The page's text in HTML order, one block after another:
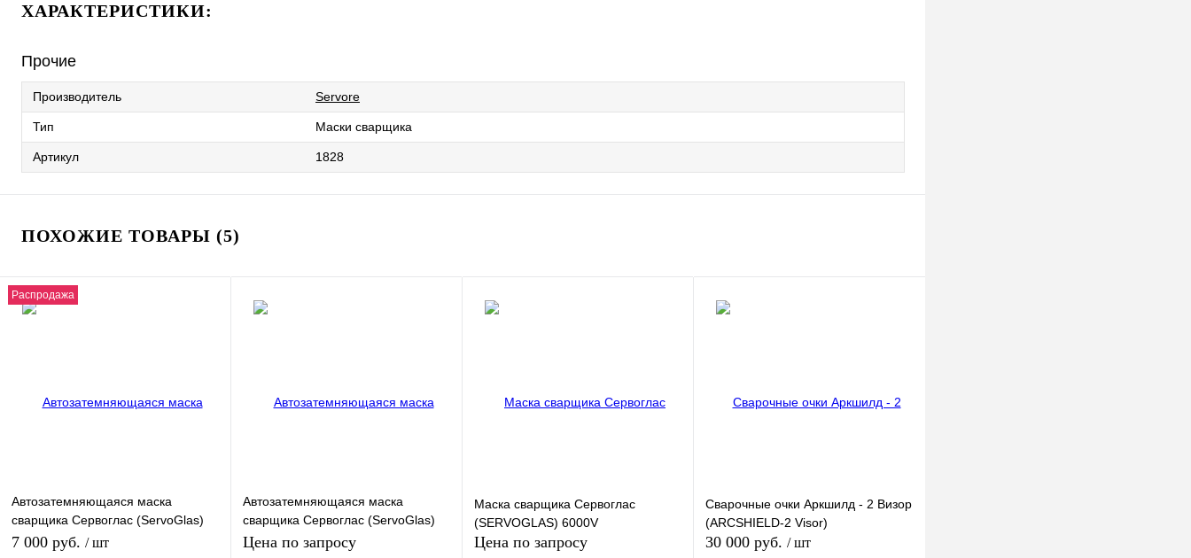
ХАРАКТЕРИСТИКИ:
Прочие
Производитель Servore
Тип Маски сварщика
Артикул 1828
ПОХОЖИЕ ТОВАРЫ (5)
Распродажа
Автозатемняющаяся маска
сварщика Сервоглас (ServoGlas)
4000V
7 000 руб. / шт
Автозатемняющаяся маска
сварщика Сервоглас (ServoGlas)
6000X
Цена по запросу
Маска сварщика Сервоглас
(SERVOGLAS) 6000V
Цена по запросу
Cварочные очки Аркшилд - 2 Визор
(ARCSHIELD-2 Visor)
30 000 руб. / шт